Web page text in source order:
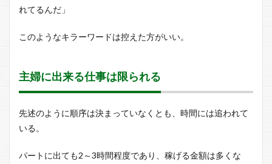
れてるんだ」
このようなキラーワードは控えた方がいい。
主婦に出来る仕事は限られる
先述のように順序は決まっていなくとも、時間には追われて
いる。
パートに出ても2～3時間程度であり、稼げる金額は多くな